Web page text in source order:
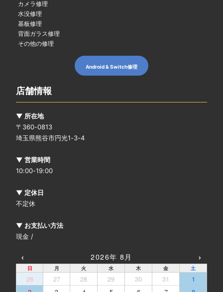
カメラ修理
水没修理
基板修理
背面ガラス修理
その他の修理
Android & Switch修理
店舗情報
▼ 所在地
〒360-0813
埼玉県熊谷市円光1-3-4
▼ 営業時間
10:00-19:00
▼ 定休日
不定休
▼ お支払い方法
現金 /
‹ 2026年 8月 ›
日 月 火 水 木 金 土
26 27 28 29 30 31
1